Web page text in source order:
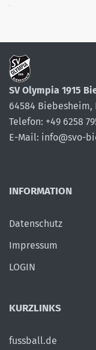
SV Olympia 1915
64584
Telefon: +49 6258
E-Mail: info@svo-
INFORMATION
Datenschutz
Impressum
LOGIN
KURZLINKS
fussball.de